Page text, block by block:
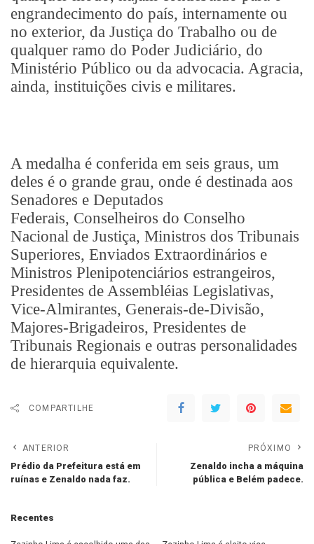
engrandecimento do país, internamente ou
no exterior, da Justiça do Trabalho ou de
qualquer ramo do Poder Judiciário, do
Ministério Público ou da advocacia. Agracia,
ainda, instituições civis e militares.
A medalha é conferida em seis graus, um
deles é o grande grau, onde é destinada aos
Senadores e Deputados
Federais, Conselheiros do Conselho
Nacional de Justiça, Ministros dos Tribunais
Superiores, Enviados Extraordinários e
Ministros Plenipotenciários estrangeiros,
Presidentes de Assembléias Legislativas,
Vice-Almirantes, Generais-de-Divisão,
Majores-Brigadeiros, Presidentes de
Tribunais Regionais e outras personalidades
de hierarquia equivalente.
COMPARTILHE
ANTERIOR
Prédio da Prefeitura está em
ruínas e Zenaldo nada faz.
PRÓXIMO
Zenaldo incha a máquina
pública e Belém padece.
Recentes